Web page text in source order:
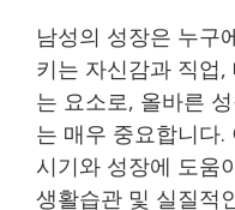
남성의 성장은 누구
키는 자신감과 직업
는 요소로, 올바른
는 매우 중요합니다
시기와 성장에 도움
생활습관 및 실질적